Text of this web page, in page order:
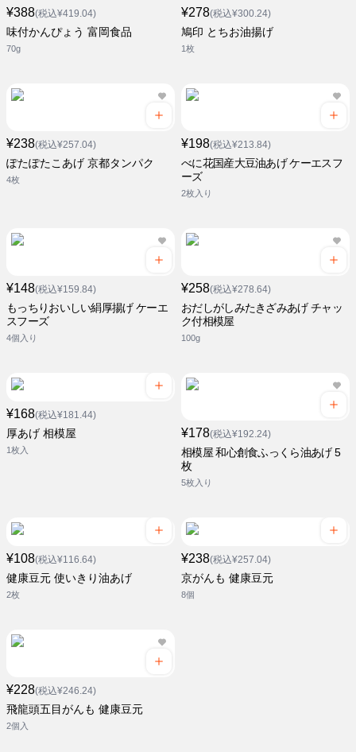
¥388(税込¥419.04)
味付かんぴょう 富岡食品
70g
¥278(税込¥300.24)
鳩印 とちお油揚げ
1枚
¥238(税込¥257.04)
ぽたぽたこあげ 京都タンパク
4枚
¥198(税込¥213.84)
べに花国産大豆油あげ ケーエスフ
ーズ
2枚入り
¥148(税込¥159.84)
もっちりおいしい絹厚揚げ ケーエ
スフーズ
4個入り
¥258(税込¥278.64)
おだしがしみたきざみあげ チャッ
ク付相模屋
100g
¥168(税込¥181.44)
厚あげ 相模屋
1枚入
¥178(税込¥192.24)
相模屋 和心創食ふっくら油あげ 5
枚
5枚入り
¥108(税込¥116.64)
健康豆元 使いきり油あげ
2枚
¥238(税込¥257.04)
京がんも 健康豆元
8個
¥228(税込¥246.24)
飛龍頭五目がんも 健康豆元
2個入